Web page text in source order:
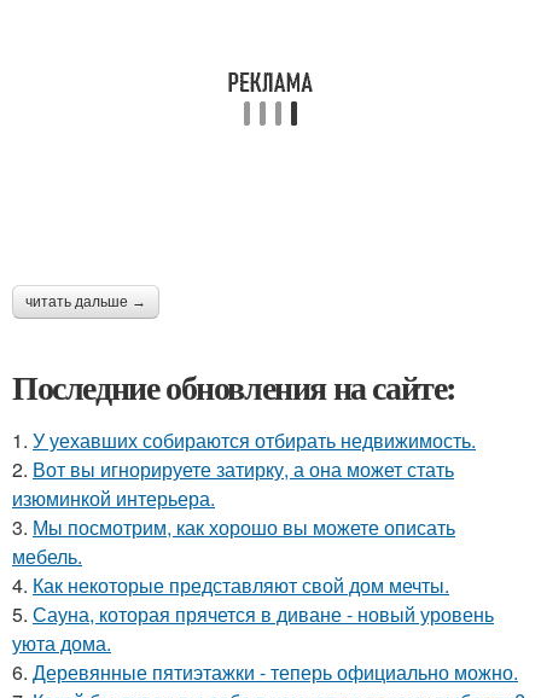
читать дальше →
Последние обновления на сайте:
1. У уехавших собираются отбирать недвижимость.
2. Вот вы игнорируете затирку, а она может стать
изюминкой интерьера.
3. Мы посмотрим, как хорошо вы можете описать
мебель.
4. Как некоторые представляют свой дом мечты.
5. Сауна, которая прячется в диване - новый уровень
уюта дома.
6. Деревянные пятиэтажки - теперь официально можно.